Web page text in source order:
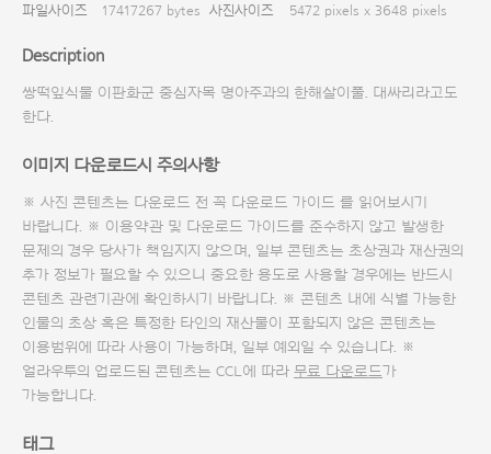
파일사이즈
17417267 bytes 사진사이즈 5472 pixels x 3648 pixels
Description
쌍떡잎식물 이판화군 중심자목 명아주과의 한해살이풀. 대싸리라고도
한다.
이미지 다운로드시 주의사항
※ 사진 콘텐츠는 다운로드 전 꼭 다운로드 가이드 를 읽어보시기
바랍니다. ※ 이용약관 및 다운로드 가이드를 준수하지 않고 발생한
문제의 경우 당사가 책임지지 않으며, 일부 콘텐츠는 초상권과 재산권의
추가 정보가 필요할 수 있으니 중요한 용도로 사용할 경우에는 반드시
콘텐츠 관련기관에 확인하시기 바랍니다. ※ 콘텐츠 내에 식별 가능한
인물의 초상 혹은 특정한 타인의 재산물이 포함되지 않은 콘텐츠는
이용범위에 따라 사용이 가능하며, 일부 예외일 수 있습니다. ※
얼라우투의 업로드된 콘텐츠는 CCL에 따라 무료 다운로드가
가능합니다.
태그